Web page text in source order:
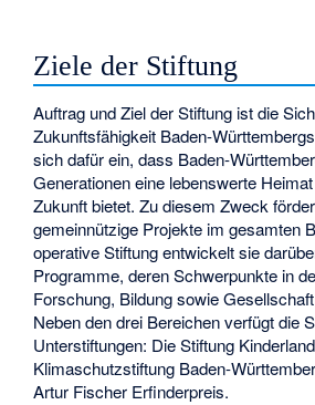
Ziele der Stiftung
Auftrag und Ziel der Stiftung ist die
Zukunftsfähigkeit Baden-
sich dafür ein, dass Baden-
Generationen eine lebenswerte
Zukunft bietet. Zu diesem Zweck
gemeinnützige Projekte im gesamten
operative Stiftung entwickelt sie
Programme, deren Schwerpunkte in
Forschung, Bildung sowie
Neben den drei Bereichen verfügt die
Unterstiftungen: Die Stiftung
Klimaschutzstiftung Baden-
Artur Fischer Erfinderpreis.